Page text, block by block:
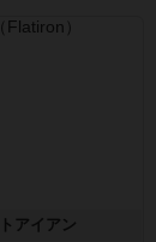
アイアン